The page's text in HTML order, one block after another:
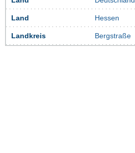
Land Hessen
Landkreis Bergstraße